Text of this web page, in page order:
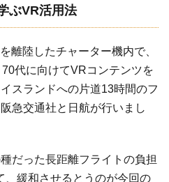
ぶVR活用法
離陸したチャーター機内で、
代に向けてVRコンテンツを
スランドへの片道13時間のフ
急交通社と日航が行いまし
だった長距離フライトの負担
、緩和させるとうのが今回の